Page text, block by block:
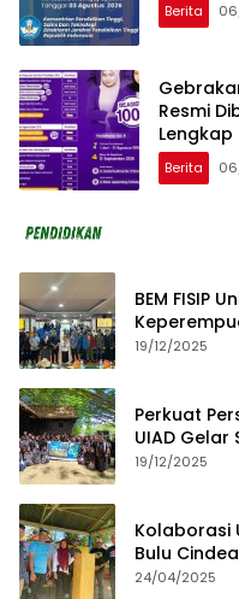
Berita
Resmi
Lengkap
Berita
BEM FISIP
dan Budaya
19/12/2025
Perkuat
UIAD Gelar
19/12/2025
Kolaborasi
Bulu
24/04/2025